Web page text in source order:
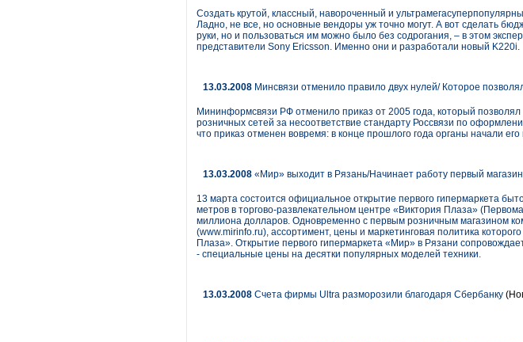
Создать крутой, классный, навороченный и
Ладно, не все, но основные вендоры уж точно могут. А вот сделать
руки, но и пользоваться им можно было без содрогания, – в этом
представители Sony Ericsson. Именно они и разработали новый K220i.
13.03.2008 Минсвязи отменило правило двух нулей/ Которое
Мининформсвязи РФ отменило приказ от 2005 года, который
розничных сетей за несоответствие стандарту Россвязи по
что приказ отменен вовремя: в конце прошлого года органы начали
13.03.2008 «Мир» выходит в Рязань/Начинает работу первый
13 марта состоится официальное открытие первого гипермаркета
метров в торгово-развлекательном центре «Виктория Плаза»
миллиона долларов. Одновременно с первым розничным магазином
(www.mirinfo.ru), ассортимент, цены и маркетинговая политика
Плаза». Открытие первого гипермаркета «Мир» в Рязани
- специальные цены на десятки популярных моделей техники.
13.03.2008 Счета фирмы Ultra разморозили благодаря Сбербанку